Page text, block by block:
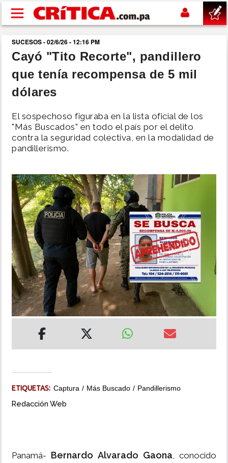
Pasar al contenido principal
buscar
SUCESOS
POLÍTICA
DEPORTES
MUNDO
INSÓLITAS
MULTIMEDIA
IMPRESO
SUCESOS - 02/6/26 - 12:16 PM
Cayó "Tito Recorte", pandillero
que tenía recompensa de 5 mil
dólares
El sospechoso figuraba en la lista oficial de los
"Más Buscados" en todo el país por el delito
contra la seguridad colectiva, en la modalidad de
pandillerismo.
ETIQUETAS: Captura Más Buscado Pandillerismo
Redacción Web
Panamá- Bernardo Alvarado Gaona, conocido